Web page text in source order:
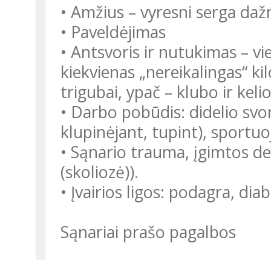
• Amžius – vyresni serga
• Paveldėjimas
• Antsvoris ir nutukimas –
kiekvienas „nereikalingas“
trigubai, ypač – klubo ir
• Darbo pobūdis: didelio
klupinėjant, tupint),
• Sąnario trauma, įgimtos
(skoliozė)).
• Įvairios ligos: podagra,
Sąnariai prašo pagalbos